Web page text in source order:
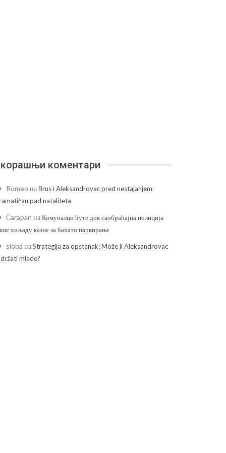
коментари
Romeo наBrus i Aleksandrovac pred nestajanjem:
pad nataliteta
Čarapan наКомуналци ћуте док саобраћајна полиција
хиљаду казне за бахато паркирање
sloba наStrategija za opstanak: Može li Aleksandrovac
mlade?